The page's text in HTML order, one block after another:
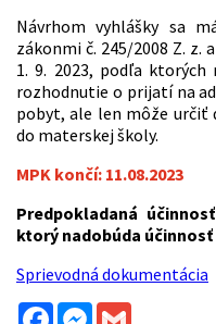
Návrhom vyhlášky sa
zákonmi č. 245/2008 Z. z.
1. 9. 2023, podľa
rozhodnutie o prijatí na
pobyt, ale len môže
do materskej školy.
MPK končí: 11.08.2023
Predpokladaná
ktorý nadobúda účinnosť
Sprievodná dokumentácia
FacebookMessenger